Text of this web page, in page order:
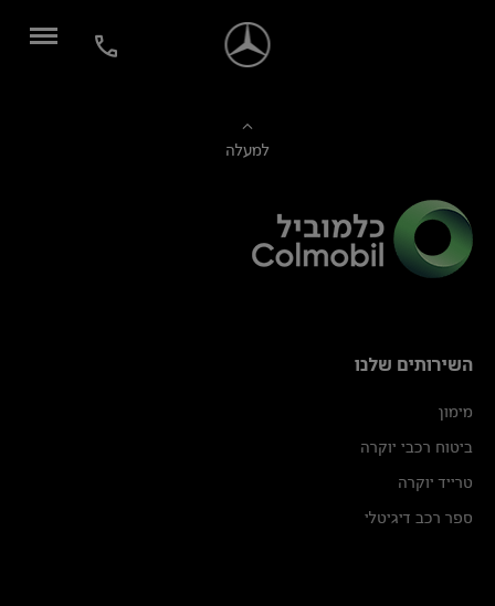
למעלה
השירותים שלנו
מימון
ביטוח רכבי יוקרה
טרייד יוקרה
ספר רכב דיגיטלי